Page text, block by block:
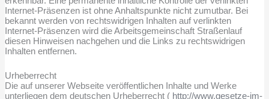
Internet-Präsenzen ist ohne Anhaltspunkte nicht zumutbar. Bei
bekannt werden von rechtswidrigen Inhalten auf verlinkten
Internet-Präsenzen wird die Arbeitsgemeinschaft Straßenlauf
diesen Hinweisen nachgehen und die Links zu rechtswidrigen
Inhalten entfernen.
Urheberrecht
Die auf unserer Webseite veröffentlichen Inhalte und Werke
unterliegen dem deutschen Urheberrecht ( http://www.gesetze-im-